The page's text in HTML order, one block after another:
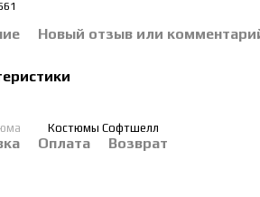
Новый отзыв или
Костюмы Софтшелл
Оплата Возврат